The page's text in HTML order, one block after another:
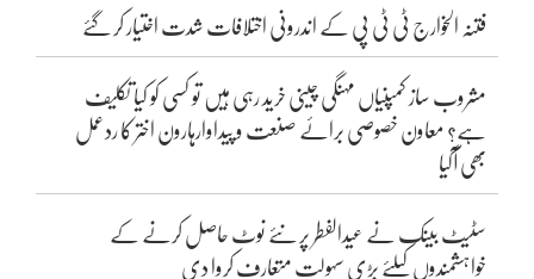
فتنہ الخوارج ٹی ٹی پی کے اندرونی اختلافات شدت اختیار کر گئے
مشروب ساز کمپنیاں مہنگی چینی خرید رہی ہیں تو کسی کو کیا تکلیف
ہے؟ معاون خصوصی برائے صنعت و پیداوارہارون اختر کا ردعمل
بھی آگیا
سٹیٹ بینک نے عیدالفطر پر نئے نوٹ حاصل کرنے کے
خواہشمندوں کیلئے بڑی سہولت متعارف کروا دی